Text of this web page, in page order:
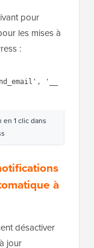
1 clic dans
pour les
pour
: